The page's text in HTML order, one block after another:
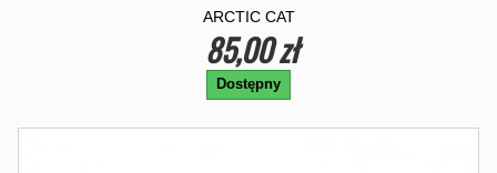
ARCTIC CAT
85,00 zł
Dostępny